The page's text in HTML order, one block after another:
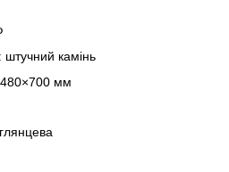
камінь
мм